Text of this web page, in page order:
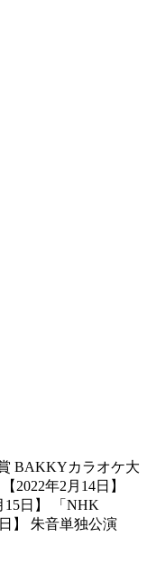
BAKKYカラオケ大
2022年2月14日】
15日】 「NHK
】 朱音単独公演